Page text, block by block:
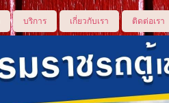
บริการ เกี่ยวกับเรา ติดต่อเรา